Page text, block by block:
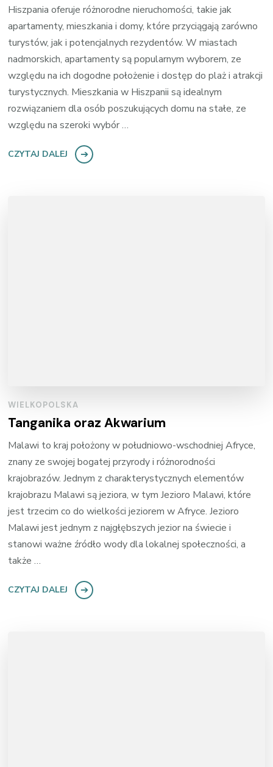
Hiszpania oferuje różnorodne nieruchomości, takie jak
apartamenty, mieszkania i domy, które przyciągają zarówno
turystów, jak i potencjalnych rezydentów. W miastach
nadmorskich, apartamenty są popularnym wyborem, ze
względu na ich dogodne położenie i dostęp do plaż i atrakcji
turystycznych. Mieszkania w Hiszpanii są idealnym
rozwiązaniem dla osób poszukujących domu na stałe, ze
względu na szeroki wybór …
CZYTAJ DALEJ
WIELKOPOLSKA
Tanganika oraz Akwarium
Malawi to kraj położony w południowo-wschodniej Afryce,
znany ze swojej bogatej przyrody i różnorodności
krajobrazów. Jednym z charakterystycznych elementów
krajobrazu Malawi są jeziora, w tym Jezioro Malawi, które
jest trzecim co do wielkości jeziorem w Afryce. Jezioro
Malawi jest jednym z najgłębszych jezior na świecie i
stanowi ważne źródło wody dla lokalnej społeczności, a
także …
CZYTAJ DALEJ